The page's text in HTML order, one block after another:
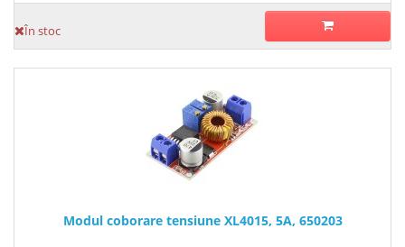
În stoc
Modul coborare tensiune XL4015, 5A, 650203